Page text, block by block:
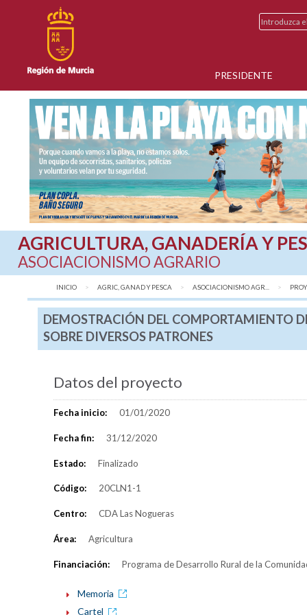
PRESIDENTE
AGRICULTURA, GANADERÍA Y
ASOCIACIONISMO AGRARIO
INICIO AGRIC, GANAD Y PESCA ASOCIACIONISMO AGR...
DEMOSTRACIÓN DEL COMPORTAMIENTO
SOBRE DIVERSOS PATRONES
Datos del proyecto
Fecha inicio: 01/01/2020
Fecha fin: 31/12/2020
Estado: Finalizado
Código: 20CLN1-1
Centro: CDA Las Nogueras
Área: Agricultura
Financiación: Programa de Desarrollo Rural de la
Memoria
Cartel